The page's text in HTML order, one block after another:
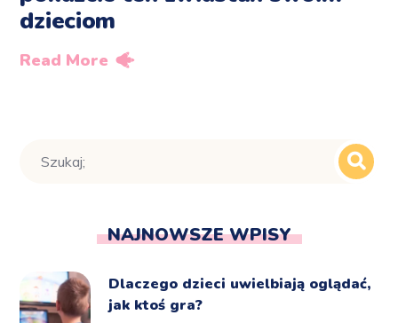
dzieciom
Read More
NAJNOWSZE WPISY
Dlaczego dzieci uwielbiają oglądać,
jak ktoś gra?